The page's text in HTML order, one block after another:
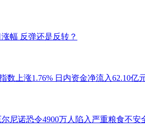
幅 反弹还是反转？
数上涨1.76% 日内资金净流入62.10亿
尼诺恐令4900万人陷入严重粮食不安